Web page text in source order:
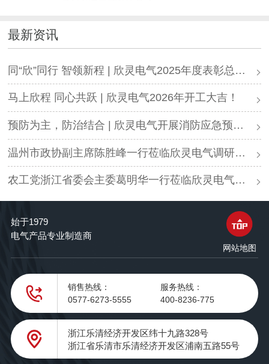
最新资讯
同“欣”同行 智领新程 | 欣灵电气2025年度表彰总结大会暨新年酒会成功举办！
马上欣程 同心共跃 | 欣灵电气2026年开工大吉！
预防为主，防治结合 | 欣灵电气开展消防应急预案演练活动
温州市政协副主席陈胜峰一行莅临欣灵电气调研指导
农工党浙江省委会主委葛明华一行莅临欣灵电气考察调研
始于1979
电气产品专业制造商
网站地图
销售热线：
0577-6273-5555
服务热线：
400-8236-775
浙江乐清经济开发区纬十九路328号
浙江省乐清市乐清经济开发区浦南五路55号